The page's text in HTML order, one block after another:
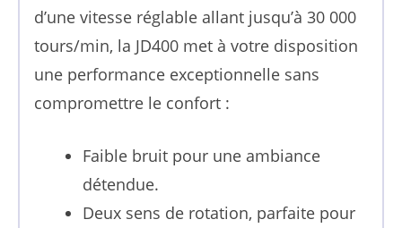
d’une vitesse réglable allant jusqu’à 30 000
tours/min, la JD400 met à votre disposition
une performance exceptionnelle sans
compromettre le confort :
Faible bruit pour une ambiance
détendue.
Deux sens de rotation, parfaite pour